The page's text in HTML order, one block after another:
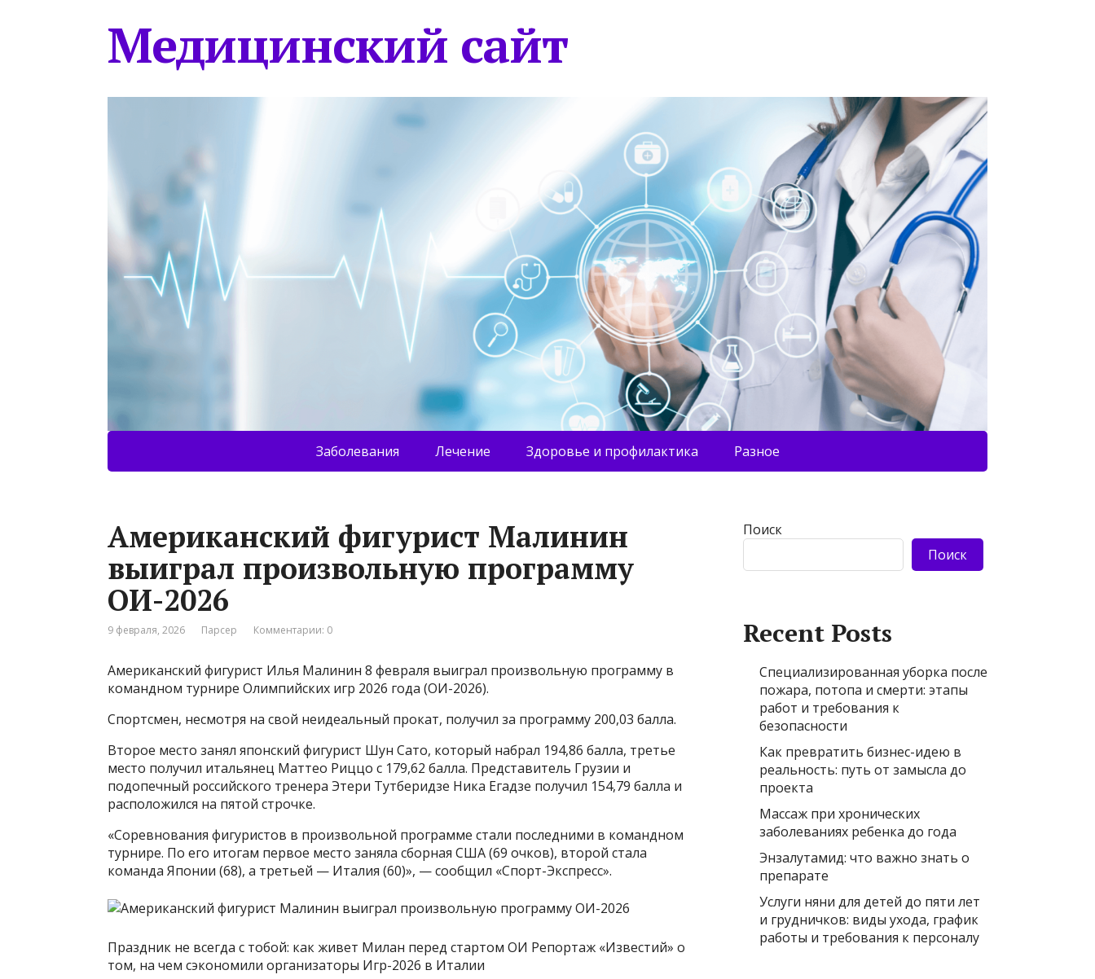
Медицинский сайт
Заболевания Лечение Здоровье и профилактика Разное
Американский фигурист Малинин
выиграл произвольную программу
ОИ-2026
9 февраля, 2026 Парсер Комментарии: 0
Американский фигурист Илья Малинин 8 февраля выиграл произвольную программу в
командном турнире Олимпийских игр 2026 года (ОИ-2026).
Спортсмен, несмотря на свой неидеальный прокат, получил за программу 200,03 балла.
Второе место занял японский фигурист Шун Сато, который набрал 194,86 балла, третье
место получил итальянец Маттео Риццо с 179,62 балла. Представитель Грузии и
подопечный российского тренера Этери Тутберидзе Ника Егадзе получил 154,79 балла и
расположился на пятой строчке.
«Соревнования фигуристов в произвольной программе стали последними в командном
турнире. По его итогам первое место заняла сборная США (69 очков), второй стала
команда Японии (68), а третьей — Италия (60)», — сообщил «Спорт-Экспресс».
Праздник не всегда с тобой: как живет Милан перед стартом ОИ Репортаж «Известий» о
том, на чем сэкономили организаторы Игр-2026 в Италии
Поиск
Поиск
Recent Posts
Специализированная уборка после
пожара, потопа и смерти: этапы
работ и требования к
безопасности
Как превратить бизнес-идею в
реальность: путь от замысла до
проекта
Массаж при хронических
заболеваниях ребенка до года
Энзалутамид: что важно знать о
препарате
Услуги няни для детей до пяти лет
и грудничков: виды ухода, график
работы и требования к персоналу